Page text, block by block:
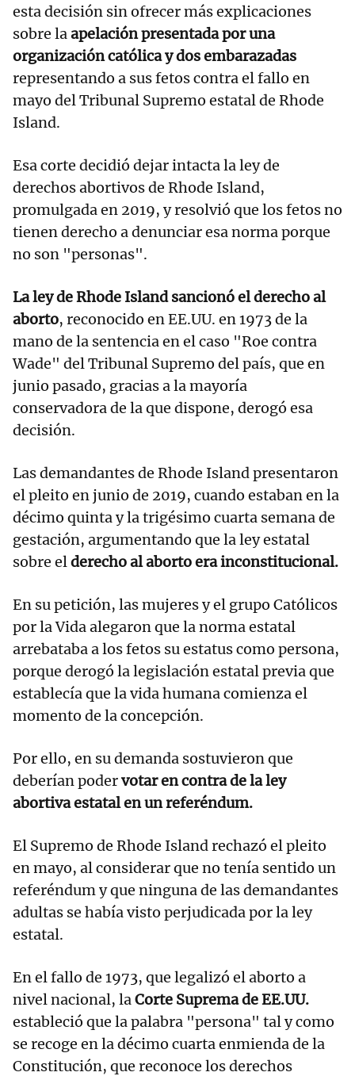
esta decisión sin ofrecer más explicaciones
sobre laapelación presentada por una
organización católica y dos embarazadas
representando a sus fetos contra el fallo en
mayo del Tribunal Supremo estatal de Rhode
Island.
Esa corte decidió dejar intacta la ley de
derechos abortivos de Rhode Island,
promulgada en 2019, y resolvió que los fetos no
tienen derecho a denunciar esa norma porque
no son "personas".
La ley de Rhode Island sancionó el derecho al
aborto, reconocido en EE.UU. en 1973 de la
mano de la sentencia en el caso "Roe contra
Wade" del Tribunal Supremo del país, que en
junio pasado, gracias a la mayoría
conservadora de la que dispone, derogó esa
decisión.
Las demandantes de Rhode Island presentaron
el pleito en junio de 2019, cuando estaban en la
décimo quinta y la trigésimo cuarta semana de
gestación, argumentando que la ley estatal
sobre elderecho al aborto era inconstitucional.
En su petición, las mujeres y el grupo Católicos
por la Vida alegaron que la norma estatal
arrebataba a los fetos su estatus como persona,
porque derogó la legislación estatal previa que
establecía que la vida humana comienza el
momento de la concepción.
Por ello, en su demanda sostuvieron que
deberían podervotar en contra de la ley
abortiva estatal en un referéndum.
El Supremo de Rhode Island rechazó el pleito
en mayo, al considerar que no tenía sentido un
referéndum y que ninguna de las demandantes
adultas se había visto perjudicada por la ley
estatal.
En el fallo de 1973, que legalizó el aborto a
nivel nacional, laCorte Suprema de EE.UU.
estableció que la palabra "persona" tal y como
se recoge en la décimo cuarta enmienda de la
Constitución, que reconoce los derechos